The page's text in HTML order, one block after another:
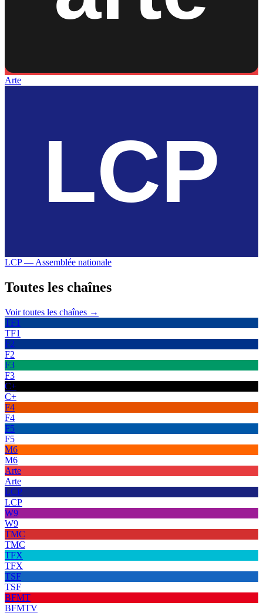
Arte
LCP — Assemblée nationale
Toutes les chaînes
Voir toutes les chaînes →
TF1
TF1
F2
F2
F3
F3
C+
C+
F4
F4
F5
F5
M6
M6
Arte
Arte
LCP
LCP
W9
W9
TMC
TMC
TFX
TFX
TSF
TSF
BFMT
BFMTV